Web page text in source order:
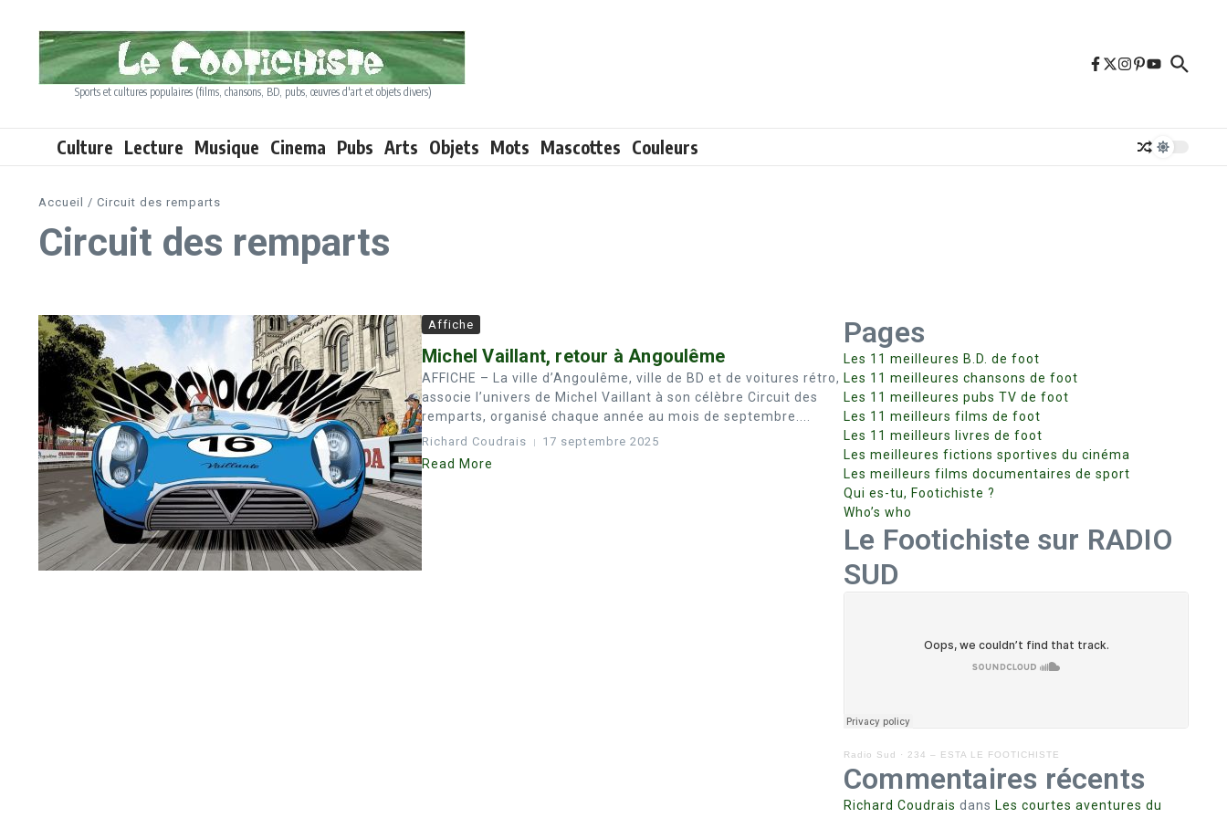
Sports et cultures populaires (films, chansons, BD, pubs, œuvres d'art et objets divers)
Culture Lecture Musique Cinema Pubs Arts Objets Mots Mascottes Couleurs
Accueil / Circuit des remparts
Circuit des remparts
Affiche
Michel Vaillant, retour à Angoulême
AFFICHE – La ville d’Angoulême, ville de BD et de voitures rétro,
associe l’univers de Michel Vaillant à son célèbre Circuit des
remparts, organisé chaque année au mois de septembre....
Richard Coudrais 17 septembre 2025
Read More
Pages
Les 11 meilleures B.D. de foot
Les 11 meilleures chansons de foot
Les 11 meilleures pubs TV de foot
Les 11 meilleurs films de foot
Les 11 meilleurs livres de foot
Les meilleures fictions sportives du cinéma
Les meilleurs films documentaires de sport
Qui es-tu, Footichiste ?
Who’s who
Le Footichiste sur RADIO
SUD
Radio Sud · 234 – ESTA LE FOOTICHISTE
Commentaires récents
Richard Coudrais dans Les courtes aventures du